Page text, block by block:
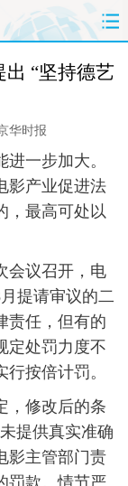
财经
法治
汽车
食品
数据
华广播
返回PC
“坚持德艺
华时报
一步加大。
影产业促进法
，最高可处以
议召开，电
提请审议的二
责任，但有的
定处罚力度不
按倍计罚。
修改后的条
提供真实准确
影主管部门责
罚款。情节严